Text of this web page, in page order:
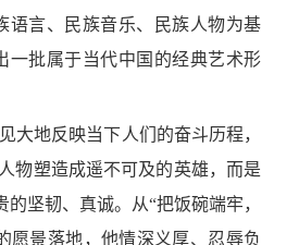
语言、民族音乐、民族人物为基
一批属于当代中国的经典艺术形
大地反映当下人们的奋斗历程，
物塑造成遥不可及的英雄，而是
坚韧、真诚。从“把饭碗端牢，
愿景落地，他情深义厚、忍辱负